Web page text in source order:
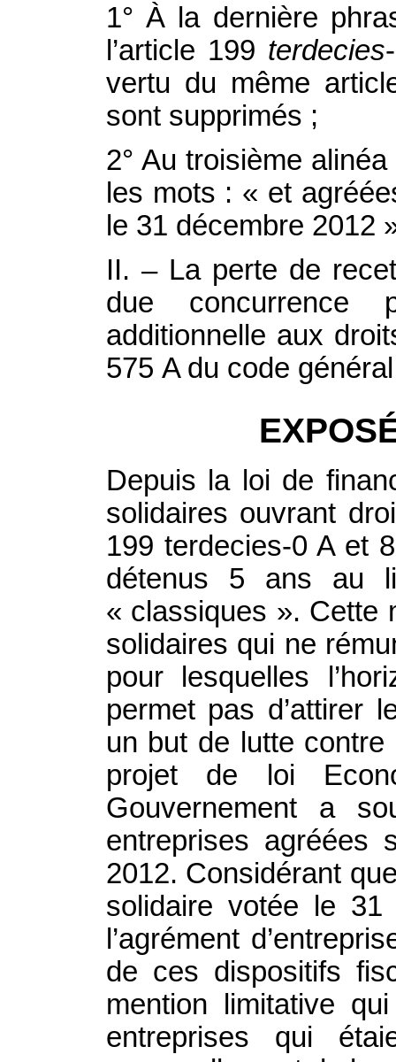
1° À la dernière
l’article 199 terdecies
vertu du même
sont supprimés ;
2° Au troisième
les mots : « et
le 31 décembre 2012
II. – La perte de
due concurrence
additionnelle aux
575 A du code
Depuis la loi de
solidaires ouvrant
199 terdecies-0 A et
détenus 5 ans au
« classiques ». Cette
solidaires qui ne
pour lesquelles
permet pas d’attirer
un but de lutte contre
projet de loi
Gouvernement a
entreprises agréées
2012. Considérant
solidaire votée le 31
l’agrément
de ces dispositifs
mention limitative
entreprises qui